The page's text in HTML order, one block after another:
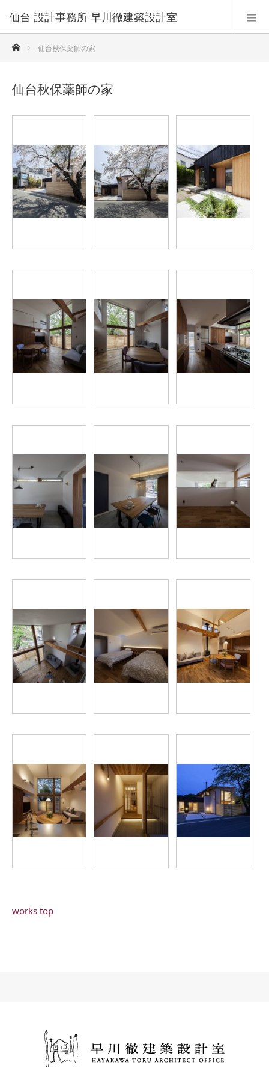
仙台 設計事務所 早川徹建築設計室
ホーム仙台秋保薬師の家
仙台秋保薬師の家
works top